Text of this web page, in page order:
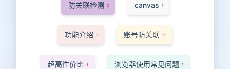
防关联检测 2 canvas 1
功能介绍 2 账号防关联 25
超高性价比 3 浏览器使用常见问题 1